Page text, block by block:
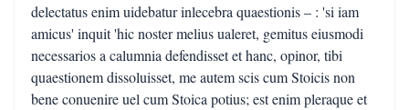
delectatus enim uidebatur inlecebra quaestionis – : 'si iam
amicus' inquit 'hic noster melius ualeret, gemitus eiusmodi
necessarios a calumnia defendisset et hanc, opinor, tibi
quaestionem dissoluisset, me autem scis cum Stoicis non
bene conuenire uel cum Stoica potius; est enim pleraque et